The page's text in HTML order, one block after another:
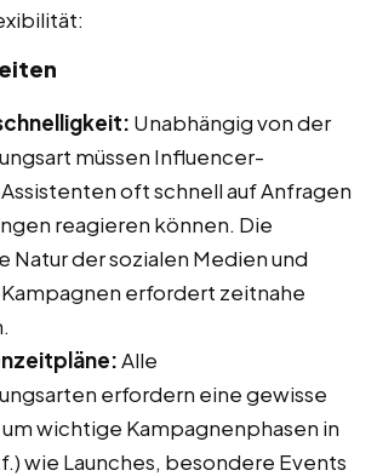
Unabhängig von der
müssen Influencer-
oft schnell auf Anfragen
reagieren können. Die
Natur der sozialen Medien und
erfordert zeitnahe
Alle
erfordern eine gewisse
wichtige Kampagnenphasen in
wie Launches, besondere Events